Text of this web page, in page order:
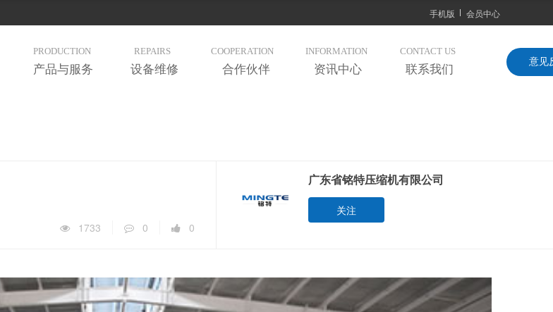
手机版 会员中心
产品与服务 设备维修 合作伙伴 资讯中心 联系我们
意见
PRODUCTION REPAIRS COOPERATION INFORMATION CONTACT US
1733 0 0
广东省铭特压缩机有限公司
关注